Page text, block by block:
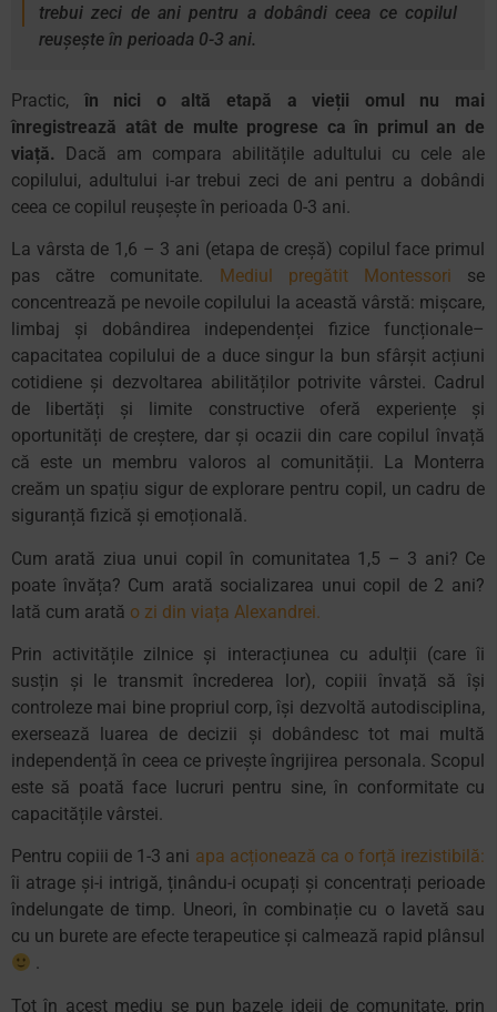
trebui zeci de ani pentru a dobândi ceea ce copilul
reușește în perioada 0-3 ani.
Practic, în nici o altă etapă a vieții omul nu mai
înregistrează atât de multe progrese ca în primul an de
viață.
Dacă am compara abilitățile adultului cu cele ale
copilului, adultului i-ar trebui zeci de ani pentru a dobândi
ceea ce copilul reușește în perioada 0-3 ani.
La vârsta de 1,6 – 3 ani (etapa de creșă) copilul face primul
pas către comunitate.
Mediul pregătit Montessori se
concentrează pe nevoile copilului la această vârstă: mișcare,
limbaj şi dobândirea independenței fizice funcționale–
capacitatea copilului de a duce singur la bun sfârșit acțiuni
cotidiene și dezvoltarea abilităților potrivite vârstei. Cadrul
de libertăți și limite constructive oferă experiențe şi
oportunități de creștere, dar și ocazii din care copilul învață
că este un membru valoros al comunității. La Monterra
creăm un spațiu sigur de explorare pentru copil, un cadru de
siguranță fizică și emoțională.
Cum arată ziua unui copil în comunitatea 1,5 – 3 ani? Ce
poate învăța? Cum arată socializarea unui copil de 2 ani?
Iată cum arată o zi din viața Alexandrei.
Prin activitățile zilnice și interacțiunea cu adulții (care îi
susțin și le transmit încrederea lor), copiii învață să își
controleze mai bine propriul corp, își dezvoltă autodisciplina,
exersează luarea de decizii și dobândesc tot mai multă
independență în ceea ce privește îngrijirea personala. Scopul
este să poată face lucruri pentru sine, în conformitate cu
capacitățile vârstei.
Pentru copiii de 1-3 ani apa acționează ca o forță irezistibilă:
îi atrage și-i intrigă, ținându-i ocupați și concentrați perioade
îndelungate de timp. Uneori, în combinație cu o lavetă sau
cu un burete are efecte terapeutice și calmează rapid plânsul
.
Tot în acest mediu se pun bazele ideii de comunitate, prin